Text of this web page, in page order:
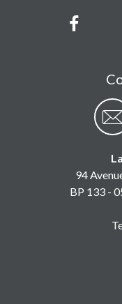
94
BP 133 -